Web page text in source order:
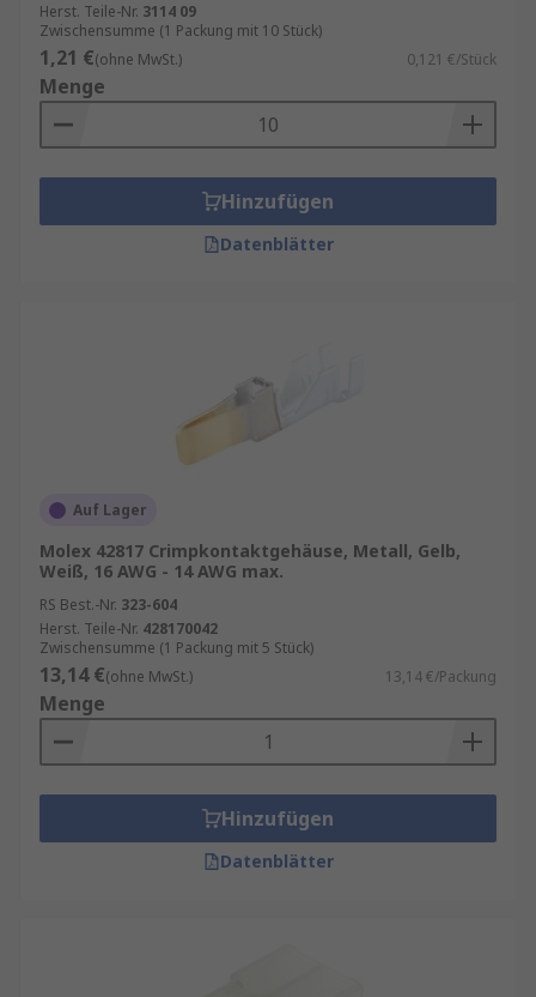
Herst. Teile-Nr. 3114 09
Zwischensumme (1 Packung mit 10 Stück)
1,21 €(ohne MwSt.) 0,121 €/Stück
Menge
Hinzufügen
Datenblätter
Auf Lager
Molex 42817 Crimpkontaktgehäuse, Metall, Gelb,
Weiß, 16 AWG - 14 AWG max.
RS Best.-Nr. 323-604
Herst. Teile-Nr. 428170042
Zwischensumme (1 Packung mit 5 Stück)
13,14 €(ohne MwSt.) 13,14 €/Packung
Menge
Hinzufügen
Datenblätter